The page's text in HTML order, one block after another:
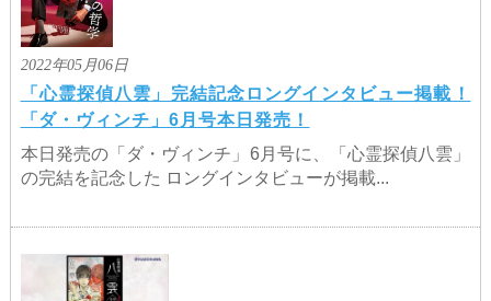
2022年05月06日
「心霊探偵八雲」完結記念ロングインタビュー掲載！
「ダ・ヴィンチ」6月号本日発売！
本日発売の「ダ・ヴィンチ」6月号に、「心霊探偵八雲」
の完結を記念した ロングインタビューが掲載...